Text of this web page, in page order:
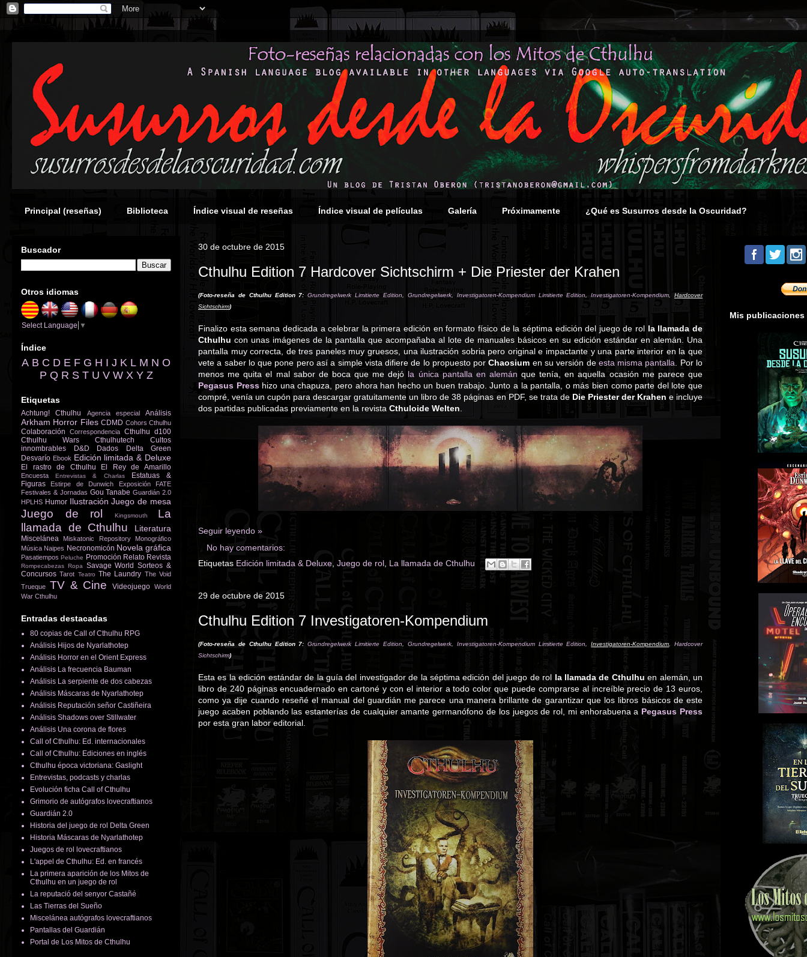
Principal (reseñas) Biblioteca Índice visual de reseñas Índice visual de películas Galería Próximamente ¿Qué es Susurros desde la Oscuridad?
30 de octubre de 2015
Cthulhu Edition 7 Hardcover Sichtschirm + Die Priester der Krahen
(Foto-reseña de Cthulhu Edition 7: Grundregelwerk Limitierte Edition Grundregelwerk, Investigatoren-Kompendium Limitierte Edition ,Investigatoren-Kompendium ,Hardcover
Sichtschirm)
Finalizo esta semana dedicada a celebrar la primera edición en formato físico de la séptima edición del juego de rol la llamada de
Cthulhu con unas imágenes de la pantalla que acompañaba al lote de manuales básicos en su edición estándar en alemán. Una
pantalla muy correcta, de tres paneles muy gruesos, una ilustración sobria pero original e impactante y una parte interior en la que
vete a saber lo que pone pero así a simple vista difiere de lo propuesto porChaosium en su versión de esta misma pantalla . Por lo
menos me quita el mal sabor de boca que me dejó la única pantalla en alemán que tenía, en aquella ocasión me parece que
Pegasus Presshizo una chapuza, pero ahora han hecho un buen trabajo. Junto a la pantalla, o más bien como parte del lote que
compré, venía un cupón para descargar gratuitamente un libro de 38 páginas en PDF, se trata de Die Priester der Krahen e incluye
dos partidas publicadas previamente en la revista Cthuloide Welten
Seguir leyendo »
No hay comentarios:
Etiquetas Edición limitada & Deluxe, Juego de rol, La llamada de Cthulhu
29 de octubre de 2015
Cthulhu Edition 7 Investigatoren-Kompendium
(Foto-reseña de Cthulhu Edition 7: Grundregelwerk Limitierte Edition Grundregelwerk, Investigatoren-Kompendium Limitierte Edition ,Investigatoren-Kompendium ,Hardcover
Sichtschirm)
Esta es la edición estándar de la guía del investigador de la séptima edición del juego de rol la llamada de Cthulhu en alemán, un
libro de 240 páginas encuadernado en cartoné y con el interior a todo color que puede comprarse al increíble precio de 13 euros,
como ya dije cuando reseñé el manual del guardián me parece una manera brillante de garantizar que los libros básicos de este
juego acaben poblando las estanterías de cualquier amante germanófono de los juegos de rol, mi enhorabuena a Pegasus Press
por esta gran labor editorial.
Buscador
Otros idiomas
Select Language ▼
Índice
A B C D E F G H I J K L M N O
P Q R S T U V W X Y Z
Etiquetas
Achtung! Cthulhu Agencia especial Análisis
Arkham Horror Files CDMD Cohors Cthulhu
Colaboración Correspondencia Cthulhu d100
Cthulhu Wars
Cthulhutech
Cultos
innombrables
D&D Dados
Delta Green
Desvarío Ebook Edición limitada & Deluxe
El rastro de Cthulhu El Rey de Amarillo
Encuesta Entrevistas & Charlas
Estatuas &
Figuras
Estirpe de Dunwich Exposición
FATE
Festivales & Jornadas Gou Tanabe Guardián 2.0
HPLHS Humor Ilustración Juego de mesa
Juego de rol Kingsmouth
La
llamada de Cthulhu
Literatura
Miscelánea Miskatonic Repository
Monográfico
Música Naipes Necronomicón Novela gráfica
Pasatiempos Peluche Promoción Relato Revista
Rompecabezas Ropa Savage World Sorteos &
Concursos Tarot Teatro The Laundry The Void
Trueque TV & Cine Videojuego World
War Cthulhu
Entradas destacadas
80 copias de Call of Cthulhu RPG
Análisis Hijos de Nyarlathotep
Análisis Horror en el Orient Express
Análisis La frecuencia Bauman
Análisis La serpiente de dos cabezas
Análisis Máscaras de Nyarlathotep
Análisis Reputación señor Castiñeira
Análisis Shadows over Stillwater
Análisis Una corona de flores
Call of Cthulhu: Ed. internacionales
Call of Cthulhu: Ediciones en inglés
Cthulhu época victoriana: Gaslight
Entrevistas, podcasts y charlas
Evolución ficha Call of Cthulhu
Grimorio de autógrafos lovecraftianos
Guardián 2.0
Historia del juego de rol Delta Green
Historia Máscaras de Nyarlathotep
Juegos de rol lovecraftianos
L'appel de Cthulhu: Ed. en francés
La primera aparición de los Mitos de
Cthulhu en un juego de rol
La reputació del senyor Castañé
Las Tierras del Sueño
Miscelánea autógrafos lovecraftianos
Pantallas del Guardián
Portal de Los Mitos de Cthulhu
Mis publicaciones